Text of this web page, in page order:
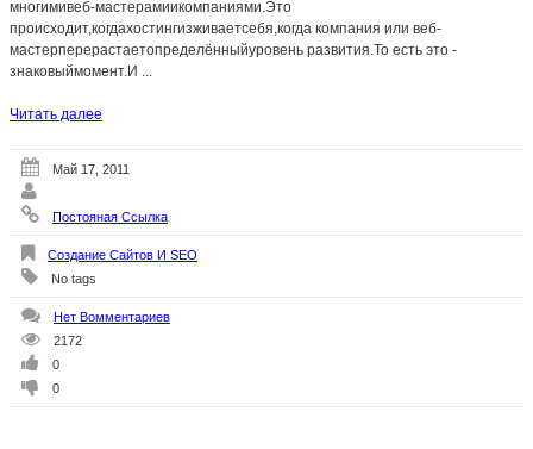
многимивеб-мастерамиикомпаниями.Это
происходит,когдахостингизживаетсебя,когда компания или веб-
мастерперерастаетопределённыйуровень развития.То есть это -
знаковыймомент.И ...
Читать далее
Май 17, 2011
Постояная Ссылка
Создание Сайтов И SEO
No tags
Нет Вомментариев
2172
0
0